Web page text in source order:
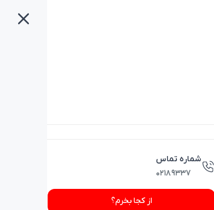
شماره تماس
۰۲۱۸۹۳۳۷
از کجا بخرم؟